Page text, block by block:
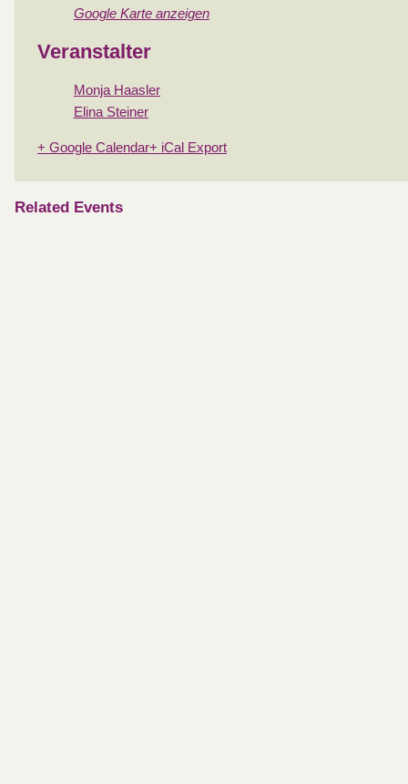
Google Karte anzeigen
Veranstalter
Monja Haasler
Elina Steiner
+ Google Calendar+ iCal Export
Related Events